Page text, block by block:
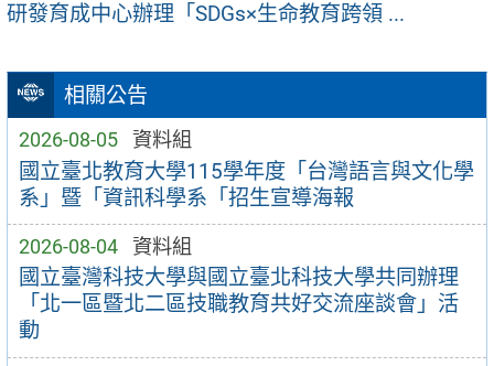
相關公告
2026-08-05 資料組
國立臺北教育大學115學年度「台灣語言與文化學
系」暨「資訊科學系「招生宣導海報
2026-08-04 資料組
國立臺灣科技大學與國立臺北科技大學共同辦理
「北一區暨北二區技職教育共好交流座談會」活
動
研發育成中心辦理「SDGs×生命教育跨領 ...